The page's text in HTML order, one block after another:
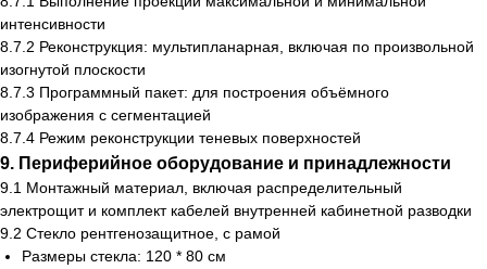
интенсивности
8.7.2 Реконструкция: мультипланарная, включая по произвольной
изогнутой плоскости
8.7.3 Программный пакет: для построения объёмного
изображения с сегментацией
8.7.4 Режим реконструкции теневых поверхностей
9. Периферийное оборудование и принадлежности
9.1 Монтажный материал, включая распределительный
электрощит и комплект кабелей внутренней кабинетной разводки
9.2 Стекло рентгенозащитное, с рамой
Размеры стекла: 120 * 80 см